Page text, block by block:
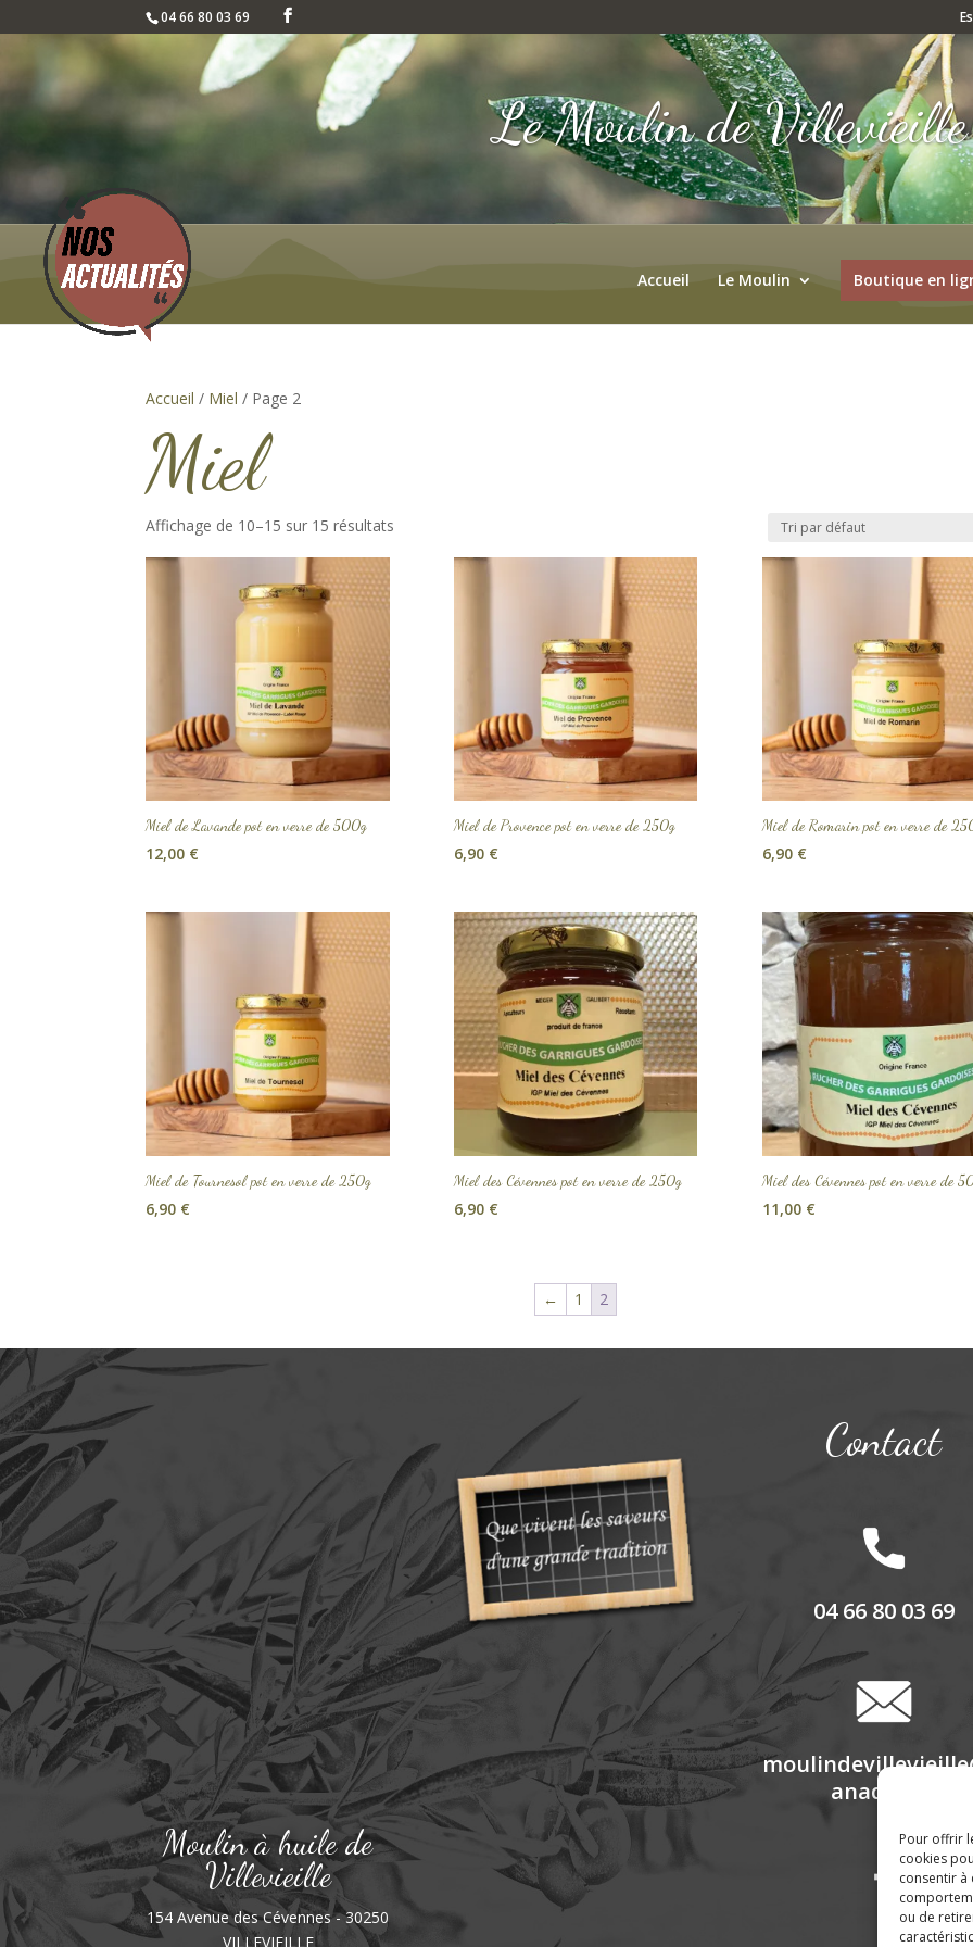
Pour offrir
cookies
consentir à
ou de
04 66 80 03 69
Le Moulin de Villevieille
Accueil Le Moulin Boutique en
Accueil / Miel / Page 2
Miel
Affichage de 10–15 sur 15 résultats
Miel de Lavande pot en verre de 500g
12,00 €
Miel de Provence pot en verre de 250g
6,90 €
Miel de Romarin pot en verre de
6,90 €
Miel de Tournesol pot en verre de 250g
6,90 €
Miel des Cévennes pot en verre de 250g
6,90 €
Miel des Cévennes pot en verre de
11,00 €
← 1 2
Moulin à huile de
Villevieille
154 Avenue des Cévennes - 30250
VILLEVIEILLE
Contact
04 66 80 03 69
anadoo.fr